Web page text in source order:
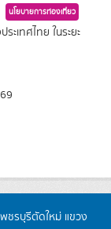
นโยบายการท่องเที่ยว
เทศไทย ในระยะ
ชรบุรีตัดใหม่ แขวง